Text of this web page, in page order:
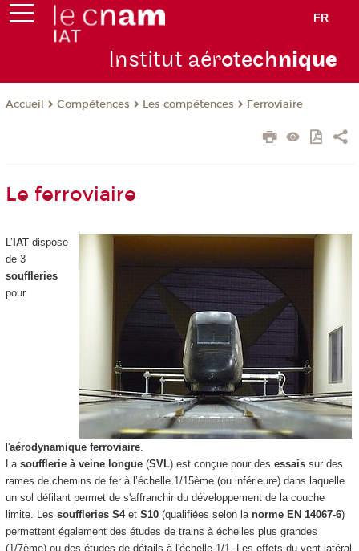
FR
Institut aérotechnique
Accueil Compétences Les compétences Ferroviaire
Le ferroviaire
L’ IATdispose
de 3
souffleries
pour
l'aérodynamique ferroviaire.
La soufflerie à veine longue(SVL) est conçue pour des essaissur des
rames de chemins de fer à l’échelle 1/15ème (ou inférieure) dans laquelle
un sol défilant permet de s'affranchir du développement de la couche
limite. Les souffleries S4et S10(qualifiées selon la norme EN 14067-6)
permettent également des études de trains à échelles plus grandes
(1/7ème) ou des études de détails à l'échelle 1/1. Les effets du vent latéral